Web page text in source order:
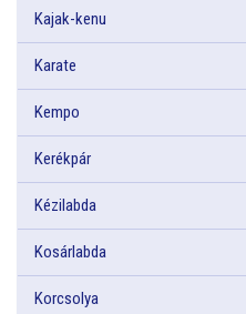
Kajak-kenu
Karate
Kempo
Kerékpár
Kézilabda
Kosárlabda
Korcsolya